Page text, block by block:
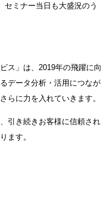
セミナー当日も大盛況のう
ス」は、2019年の飛躍に向
データ分析・活用につなが
らに力を入れていきます。
引き続きお客様に信頼され
ます。